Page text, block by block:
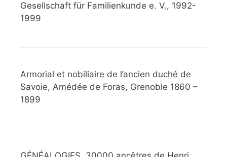
Gesellschaft für Familienkunde e. V., 1992-
1999
Armorial et nobiliaire de l’ancien duché de
Savoie, Amédée de Foras, Grenoble 1860 –
1899